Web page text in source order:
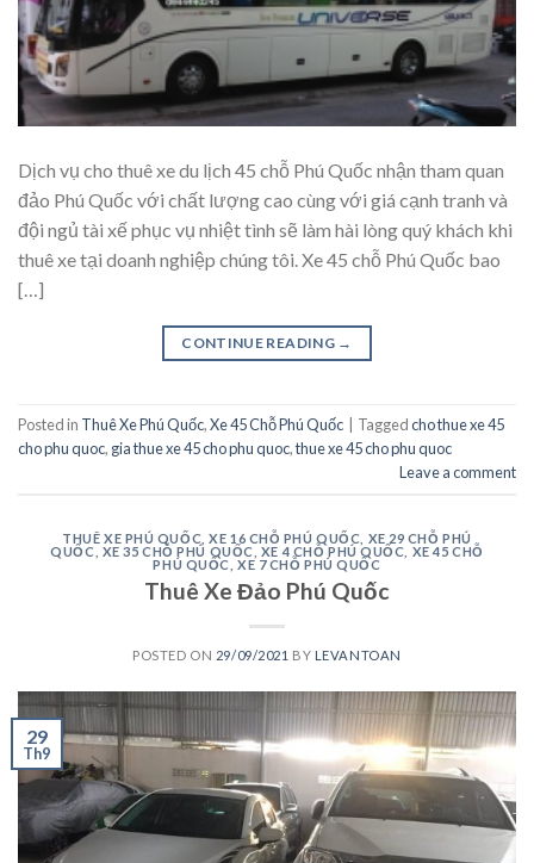
Dịch vụ cho thuê xe du lịch 45 chỗ Phú Quốc nhận tham quan
đảo Phú Quốc với chất lượng cao cùng với giá cạnh tranh và
đội ngủ tài xế phục vụ nhiệt tình sẽ làm hài lòng quý khách khi
thuê xe tại doanh nghiệp chúng tôi. Xe 45 chỗ Phú Quốc bao
[…]
CONTINUE READING →
Posted in Thuê Xe Phú Quốc,Xe 45 Chỗ Phú Quốc Taggedcho thue xe 45
cho phu quoc, gia thue xe 45 cho phu quoc,thue xe 45 cho phu quoc
Leave a comment
THUÊ XE PHÚ QUỐC ,XE 16 CHỖ PHÚ QUỐC
XE 29 CHỖ PHÚ
QUỐC
XE 35 CHỖ PHÚ QUỐC XE 4 CHỖ PHÚ QUỐC
XE 45 CHỖ
PHÚ QUỐC
,XE 7 CHỖ PHÚ QUỐC
Thuê Xe Đảo Phú Quốc
POSTED ON 29/09/2021 BY LEVANTOAN
29
Th9